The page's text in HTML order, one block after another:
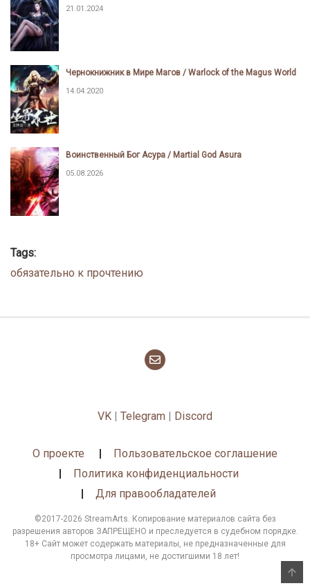
21.01.2024
Чернокнижник в Мире Магов / Warlock of the Magus World
14.04.2020
Воинственный Бог Асура / Martial God Asura
05.08.2026
Tags:
обязательно к прочтению
VK | Telegram | Discord
О проекте
Пользовательское соглашение
Политика конфиденциальности
Для правообладателей
©2017-2026 StreamArts. Копирование материалов сайта без
разрешения авторов ЗАПРЕЩЕНО и преследуется в судебном порядке.
18+ Сайт может содержать материалы, не предназначенные для
просмотра лицами, не достигшими 18 лет!